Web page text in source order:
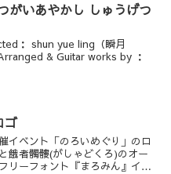
がいあやかし しゅうげつ
： shun yue ling（瞬月
& Guitar works by ：
ゴ
イベント「のろいめぐり」のロ
餓者髑髏(がしゃどくろ)のオー
リーフォント『まろみん』イメ